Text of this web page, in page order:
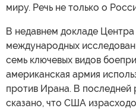
миру. Речь не только о
В недавнем докладе Центра
международных
семь ключевых видов
американская армия
против Ирана. В последней
сказано, что США